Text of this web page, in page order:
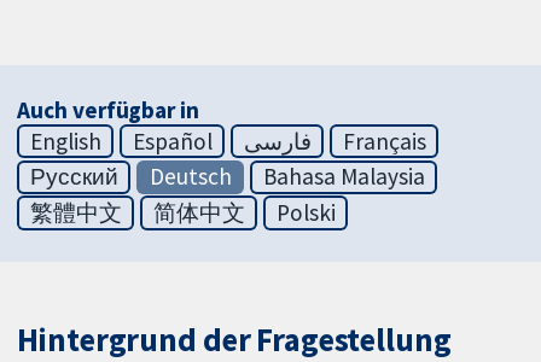
Auch verfügbar in
English
Español فارسی
Français
Русский
Deutsch
Bahasa Malaysia
繁體中文
简体中文 Polski
Hintergrund der Fragestellung